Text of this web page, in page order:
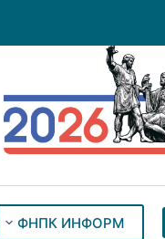
ФНПК ИНФОРМ